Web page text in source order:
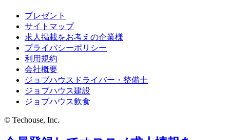
プレゼント
サイトマップ
求人掲載をお考えの企業様
プライバシーポリシー
利用規約
会社概要
ジョブハウスドライバー・整備士
ジョブハウス建設
ジョブハウス飲食
© Techouse, Inc.